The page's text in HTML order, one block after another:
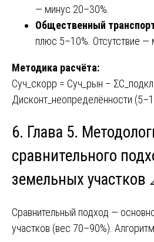
— минус 20–30%.
Общественный
плюс 5–10%. Отсутствие —
Методика расчёта:
Суч_скорр = Суч_рын –
Дисконт_неопределённости
6. Глава 5.
сравнительного
земельных участков
Сравнительный подход —
участков (вес 70–90%).